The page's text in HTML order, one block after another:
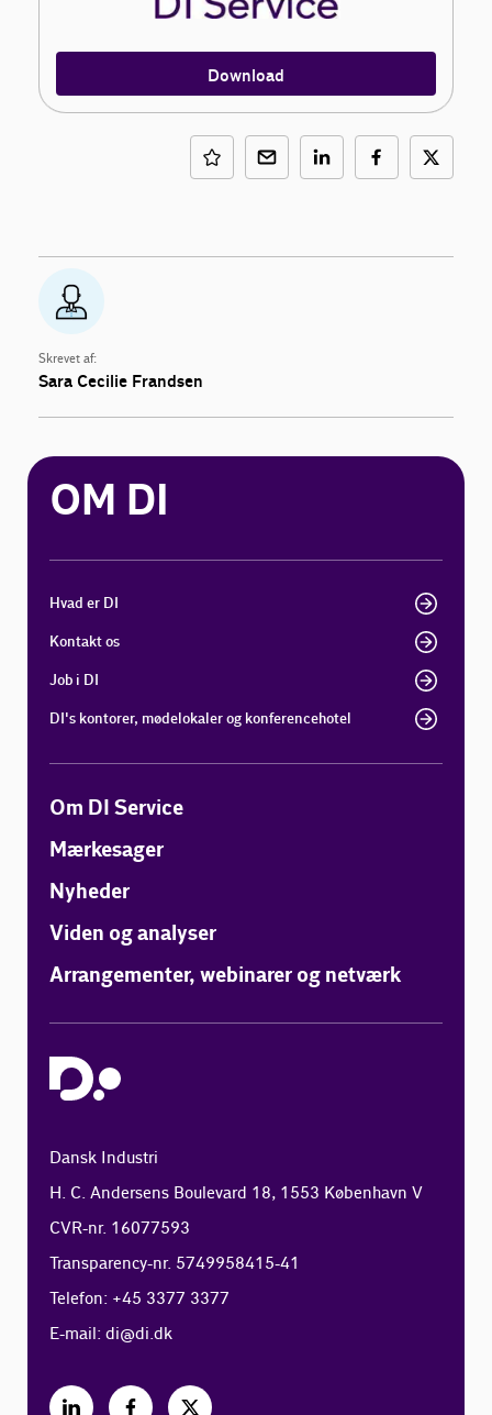
Download
Skrevet af:
Sara Cecilie Frandsen
OM DI
Hvad er DI
Kontakt os
Job i DI
DI's kontorer, mødelokaler og konferencehotel
Om DI Service
Mærkesager
Nyheder
Viden og analyser
Arrangementer, webinarer og netværk
Dansk Industri
H. C. Andersens Boulevard 18, 1553 København V
CVR-nr. 16077593
Transparency-nr. 5749958415-41
Telefon: +45 3377 3377
E-mail:di@di.dk